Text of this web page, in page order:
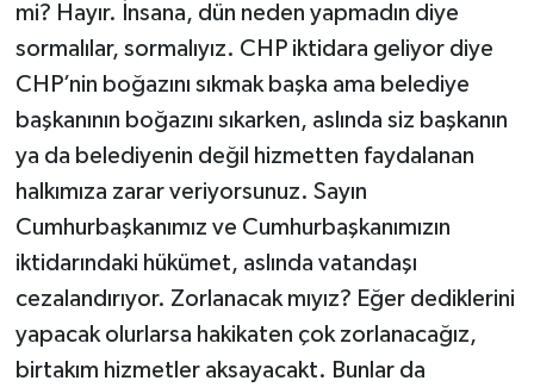
mi? Hayır. İnsana, dün neden yapmadın diye
sormalılar, sormalıyız. CHP iktidara geliyor diye
CHP’nin boğazını sıkmak başka ama belediye
başkanının boğazını sıkarken, aslında siz başkanın
ya da belediyenin değil hizmetten faydalanan
halkımıza zarar veriyorsunuz. Sayın
Cumhurbaşkanımız ve Cumhurbaşkanımızın
iktidarındaki hükümet, aslında vatandaşı
cezalandırıyor. Zorlanacak mıyız? Eğer dediklerini
yapacak olurlarsa hakikaten çok zorlanacağız,
birtakım hizmetler aksayacakt. Bunlar da